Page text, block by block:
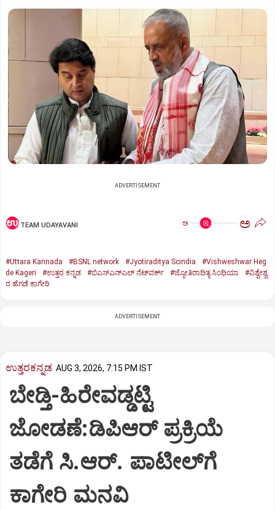
ADVERTISEMENT
TEAM UDAYAVANI ಅ ಅ
#Uttara Kannada #BSNL network #Jyotiraditya Scindia
#Vishweshwar Heg
de Kageri
#ಉತ್ತರ ಕನ್ನಡ #ಬಿಎಸ್‌ಎನ್‌ಎಲ್ ನೆಟ್‌ವರ್ಕ್ #ಜ್ಯೋತಿರಾದಿತ್ಯ ಸಿಂಧಿಯಾ
#ವಿಶ್ವೇಶ್ವ
ರ ಹೆಗಡೆ ಕಾಗೇರಿ
ADVERTISEMENT
ಉತ್ತರಕನ್ನಡ AUG 3, 2026, 7:15 PM IST
ಬೇಡ್ತಿ-ಹಿರೇವಡ್ಡಟ್ಟಿ
ಜೋಡಣೆ:ಡಿಪಿಆರ್‌ ಪ್ರಕ್ರಿಯೆ
ತಡೆಗೆ ಸಿ.ಆರ್. ಪಾಟೀಲ್‌ಗೆ
ಕಾಗೇರಿ ಮನವಿ